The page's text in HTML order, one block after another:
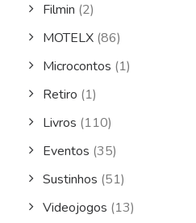
Filmin (2)
MOTELX (86)
Microcontos (1)
Retiro (1)
Livros (110)
Eventos (35)
Sustinhos (51)
Videojogos (13)